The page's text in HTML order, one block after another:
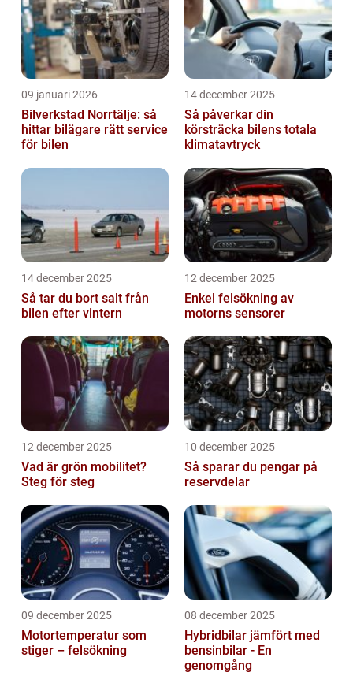
09 januari 2026
Bilverkstad Norrtälje: så
hittar bilägare rätt service
för bilen
14 december 2025
Så påverkar din
körsträcka bilens totala
klimatavtryck
14 december 2025
Så tar du bort salt från
bilen efter vintern
12 december 2025
Enkel felsökning av
motorns sensorer
12 december 2025
Vad är grön mobilitet?
Steg för steg
10 december 2025
Så sparar du pengar på
reservdelar
09 december 2025
Motortemperatur som
stiger – felsökning
08 december 2025
Hybridbilar jämfört med
bensinbilar - En
genomgång